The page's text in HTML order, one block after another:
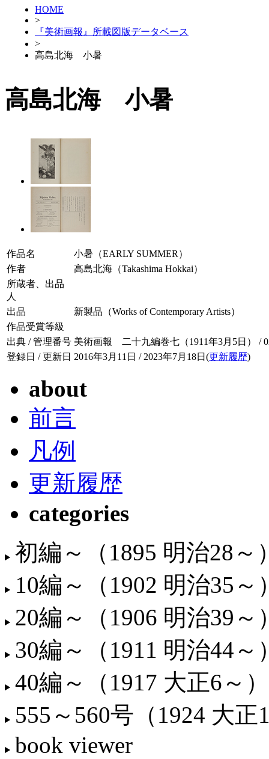
HOME
>
『美術画報』所載図版データベース
>
高島北海 小暑
高島北海 小暑
作品名
小暑（EARLY SUMMER）
作者
高島北海（Takashima Hokkai）
所蔵者、出品
人
出品
新製品（Works of Contemporary Artists）
作品受賞等級
出典 / 管理番号 美術画報 二十九編巻七（1911年3月5日） /
登録日 / 更新日 2016年3月11日 / 2023年7月18日(更新履歴)
about
前言
凡例
更新履歴
categories
初編～（1895 明治28～
10編～（1902 明治35～
20編～（1906 明治39～
30編～（1911 明治44～
40編～（1917 大正6～）
555～560号（1924 大正
book viewer